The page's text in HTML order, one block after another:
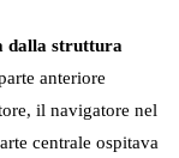
dalla struttura
anteriore
il navigatore nel
centrale ospitava